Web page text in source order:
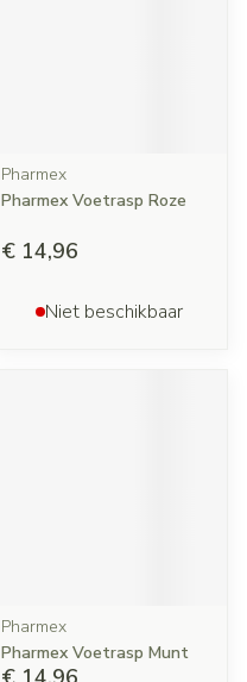
Pharmex
Pharmex Voetrasp Roze
€ 14,96
Niet beschikbaar
Pharmex
Pharmex Voetrasp Munt